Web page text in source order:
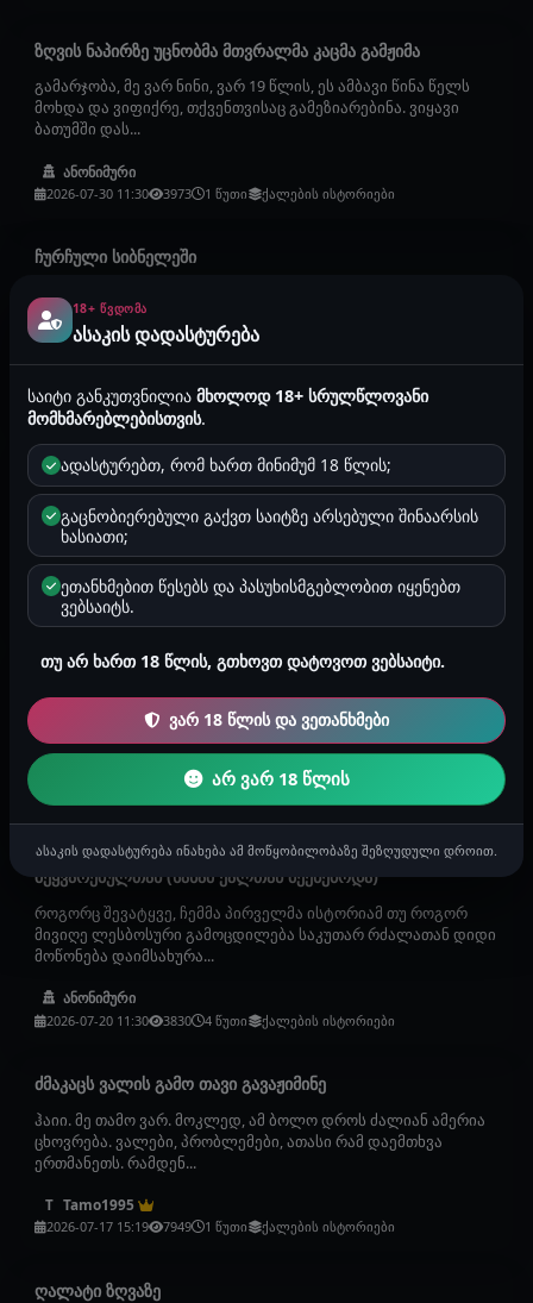
ზღვის ნაპირზე უცნობმა მთვრალმა კაცმა გამჟიმა
გამარჯობა, მე ვარ ნინი, ვარ 19 წლის, ეს ამბავი წინა წელს
მოხდა და ვიფიქრე, თქვენთვისაც გამეზიარებინა. ვიყავი
ბათუმში დას...
ანონიმური
2026-07-30 11:30 3973 1 წუთი ქალების ისტორიები
ჩურჩული სიბნელეში
შუაღამე იდგა, როგორც ყოველთვის ჩემს საწოლზე
საცვლების ამარა ვიწექი, ოთახში მხოლოდ სანათის მბჟუტავი
სინათლე ირეკლებოდა, უ...
2026-07-28 11:23 3508 3 წუთი ქალების ისტორიები
შეყვარებულთან (ნინის ისტორიის გაგრძელება)
სახეზე, და დაბერილ ჭუჭუ-ფუჩუებზე, გატყობთ
კმააყოფილებას, შესაბამისად, ვაგრძელებ ისტორიების
თხრობას))) ის საღამო ჩვენი...
ანონიმური
2026-07-25 23:40
პირველი ისტორია
გამარჯობა, ეს ჩემი პირველი ისტორია იქნება რომელსაც
საჯაროდ გავაზიარებ. ეს იქნება ჩემი ერთი ფანტაზია
რომელიც მაინტერესე...
შეყვარებულთან (სანამ ქალთან მექნებოდა)
როგორც შევატყვე, ჩემმა პირველმა ისტორიამ თუ როგორ
მივიღე ლესბოსური გამოცდილება საკუთარ რძალათან დიდი
მოწონება დაიმსახურა...
ანონიმური
2026-07-20 11:30 3830 4 წუთი ქალების ისტორიები
ძმაკაცს ვალის გამო თავი გავაჟიმინე
ჰაიი. მე თამო ვარ. მოკლედ, ამ ბოლო დროს ძალიან ამერია
ცხოვრება. ვალები, პრობლემები, ათასი რამ დაემთხვა
ერთმანეთს. რამდენ...
T Tamo1995
2026-07-17 15:19 7949 1 წუთი ქალების ისტორიები
ღალატი ზღვაზე
18+ ᲬᲕᲓᲝᲛᲐ
ასაკის დადასტურება
საიტი განკუთვნილიამხოლოდ 18+ სრულწლოვანი
მომხმარებლებისთვის.
ადასტურებთ, რომ ხართ მინიმუმ 18 წლის;
გაცნობიერებული გაქვთ საიტზე არსებული შინაარსის
ხასიათი;
ეთანხმებით წესებს და პასუხისმგებლობით იყენებთ
ვებსაიტს.
თუ არ ხართ 18 წლის, გთხოვთ დატოვოთ ვებსაიტი.
ვარ 18 წლის და ვეთანხმები
არ ვარ 18 წლის
ასაკის დადასტურება ინახება ამ მოწყობილობაზე შეზღუდული დროით.